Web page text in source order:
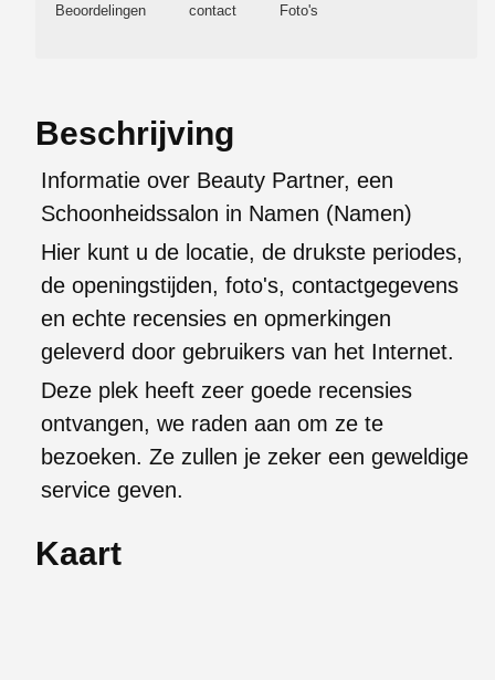
Beoordelingen contact Foto's
Beschrijving
Informatie over Beauty Partner, een
Schoonheidssalon in Namen (Namen)
Hier kunt u de locatie, de drukste periodes,
de openingstijden, foto's, contactgegevens
en echte recensies en opmerkingen
geleverd door gebruikers van het Internet.
Deze plek heeft zeer goede recensies
ontvangen, we raden aan om ze te
bezoeken. Ze zullen je zeker een geweldige
service geven.
Kaart